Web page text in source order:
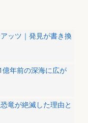
ッツ｜発見が書き換
億年前の深海に広が
竜が絶滅した理由と